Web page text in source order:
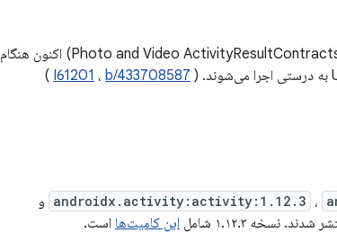
عکس و ویدیو (Photo and Video ActivityResultContracts) اکنون هنگام
I61201 ، b/433708587
)
androidx.activity:activity:1.12.3 ، و
شدند. نسخه ۱.۱۲.۳ شامل این کامیت‌ها است.